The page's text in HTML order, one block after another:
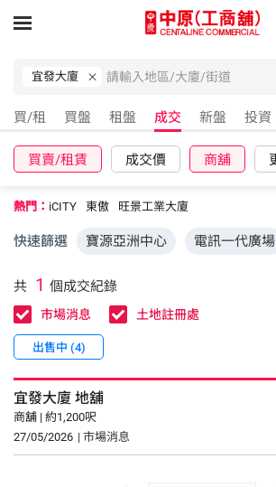
宜發大廈
買/租 買盤 租盤 成交 新盤 投資
買賣/租賃 成交價 商舖
熱門： iCITY 東傲 旺景工業大廈
快速篩選 寶源亞洲中心 電訊一代廣場
共 1 個成交紀錄
市場消息 土地註冊處
出售中 (4)
宜發大廈 地舖
商舖 | 約1,200呎
27/05/2026 | 市場消息